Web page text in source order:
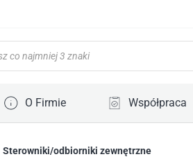
O Firmie Współpraca
Sterowniki/odbiorniki zewnętrzne